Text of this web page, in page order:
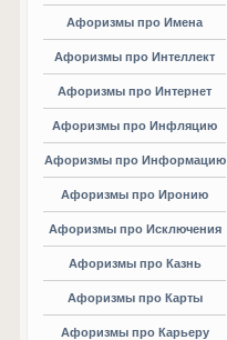
Афоризмы про Имена
Афоризмы про Интеллект
Афоризмы про Интернет
Афоризмы про Инфляцию
Афоризмы про Информацию
Афоризмы про Иронию
Афоризмы про Исключения
Афоризмы про Казнь
Афоризмы про Карты
Афоризмы про Карьеру